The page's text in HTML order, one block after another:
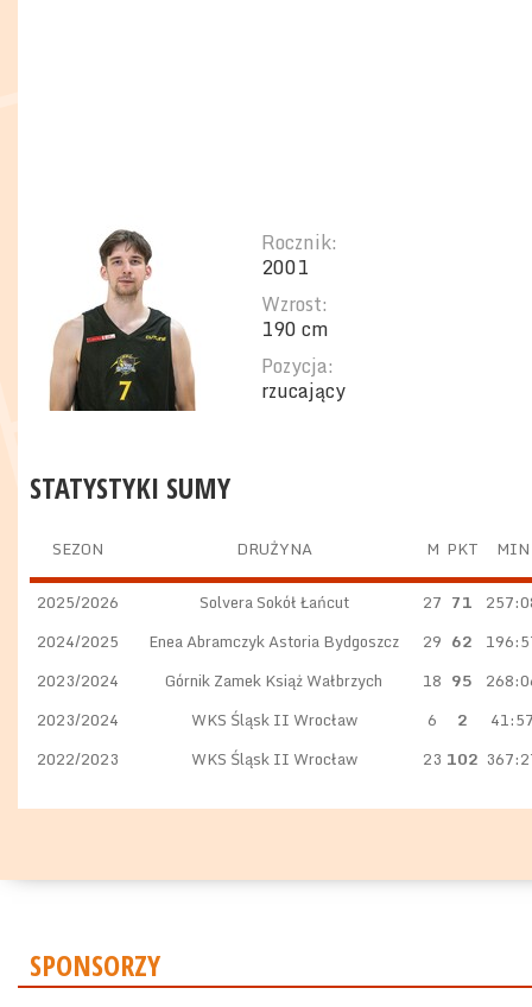
Rocznik:
2001
Wzrost:
190 cm
Pozycja:
rzucający
STATYSTYKI SUMY
SEZON DRUŻYNA M PKT MIN
2025/2026 Solvera Sokół Łańcut 27 71
2024/2025
Enea Abramczyk Astoria Bydgoszcz 29 62
2023/2024
Górnik Zamek Książ Wałbrzych 18 95
2023/2024
WKS Śląsk II Wrocław 6 2
2022/2023
WKS Śląsk II Wrocław 23 102
SPONSORZY